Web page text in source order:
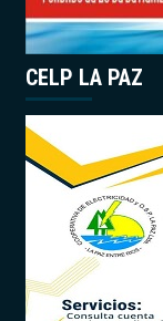
CELP LA PAZ